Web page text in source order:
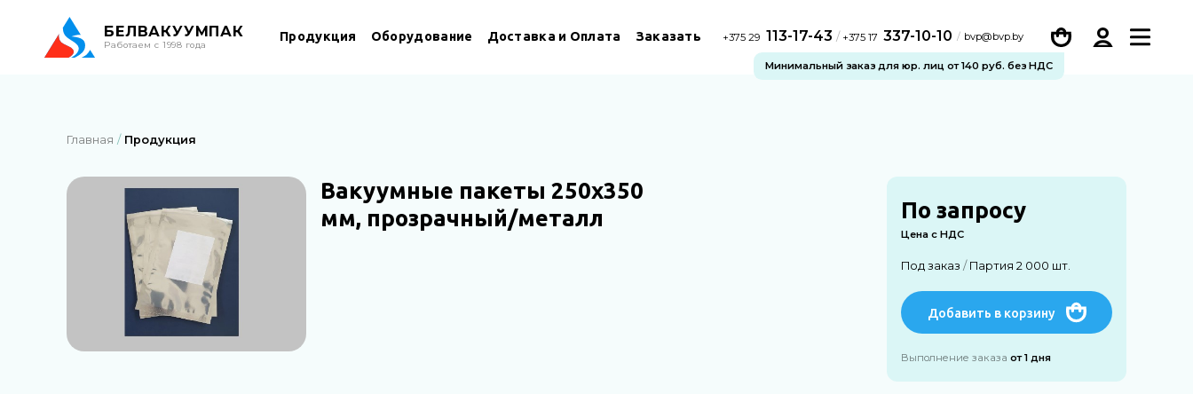
БЕЛВАКУУМПАК
Работаем с 1998 года
Продукция Оборудование Доставка и Оплата Заказать +375 29 113-17-43 / +375 17 337-10-10 bvp@bvp.by
Минимальный заказ для юр. лиц от 140 руб. без НДС
Главная Продукция
Вакуумные пакеты 250х350
мм, прозрачный/металл
По запросу
Цена с НДС
Под заказ/ Партия 2 000 шт.
Добавить в корзину
Выполнение заказаот 1 дня